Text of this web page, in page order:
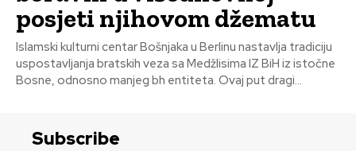
posjeti njihovom džematu
Islamski kulturni centar Bošnjaka u Berlinu nastavlja tradiciju
uspostavljanja bratskih veza sa Medžlisima IZ BiH iz istočne
Bosne, odnosno manjeg bh entiteta. Ovaj put dragi...
Subscribe